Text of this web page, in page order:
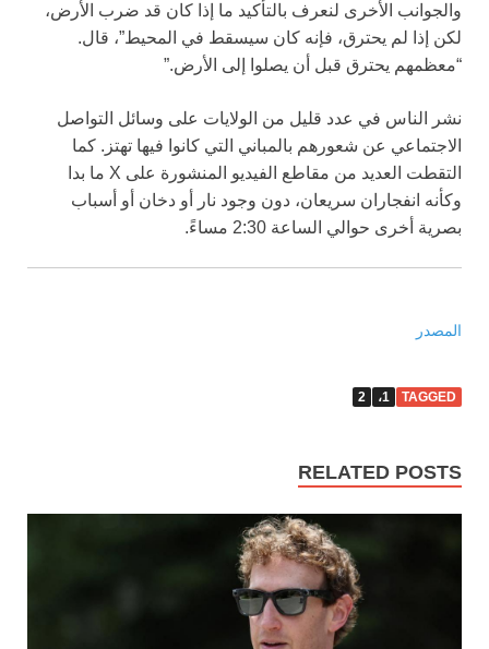
والجوانب الأخرى لنعرف بالتأكيد ما إذا كان قد ضرب الأرض،
لكن إذا لم يحترق، فإنه كان سيسقط في المحيط”، قال.
“معظمهم يحترق قبل أن يصلوا إلى الأرض.”
نشر الناس في عدد قليل من الولايات على وسائل التواصل
الاجتماعي عن شعورهم بالمباني التي كانوا فيها تهتز. كما
التقطت العديد من مقاطع الفيديو المنشورة على X ما بدا
وكأنه انفجاران سريعان، دون وجود نار أو دخان أو أسباب
بصرية أخرى حوالي الساعة 2:30 مساءً.
المصدر
TAGGED 1، 2
RELATED POSTS